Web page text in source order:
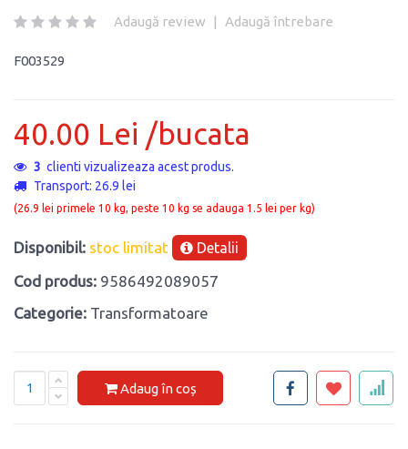
Adaugă review | Adaugă întrebare
F003529
40.00 Lei /bucata
11clienti vizualizeaza acest produs.
Transport: 26.9 lei
(26.9 lei primele 10 kg, peste 10 kg se adauga 1.5 lei per kg)
Disponibil: stoc limitat Detalii
Cod produs: 9586492089057
Categorie: Transformatoare
Adaug în coș